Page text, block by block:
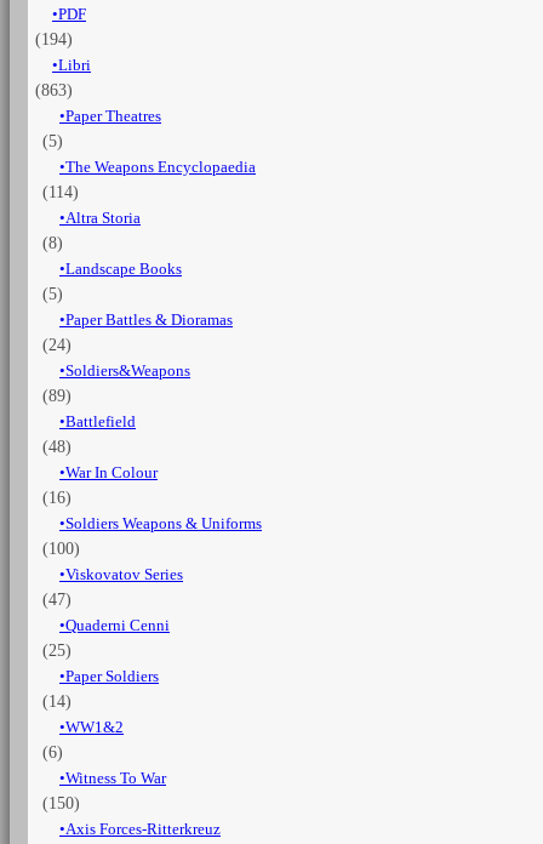
PDF
(194)
Libri
(863)
Paper Theatres
(5)
The Weapons Encyclopaedia
(114)
Altra Storia
(8)
Landscape Books
(5)
Paper Battles & Dioramas
(24)
Soldiers&Weapons
(89)
Battlefield
(48)
War In Colour
(16)
Soldiers Weapons & Uniforms
(100)
Viskovatov Series
(47)
Quaderni Cenni
(25)
Paper Soldiers
(14)
WW1&2
(6)
Witness To War
(150)
Axis Forces-Ritterkreuz